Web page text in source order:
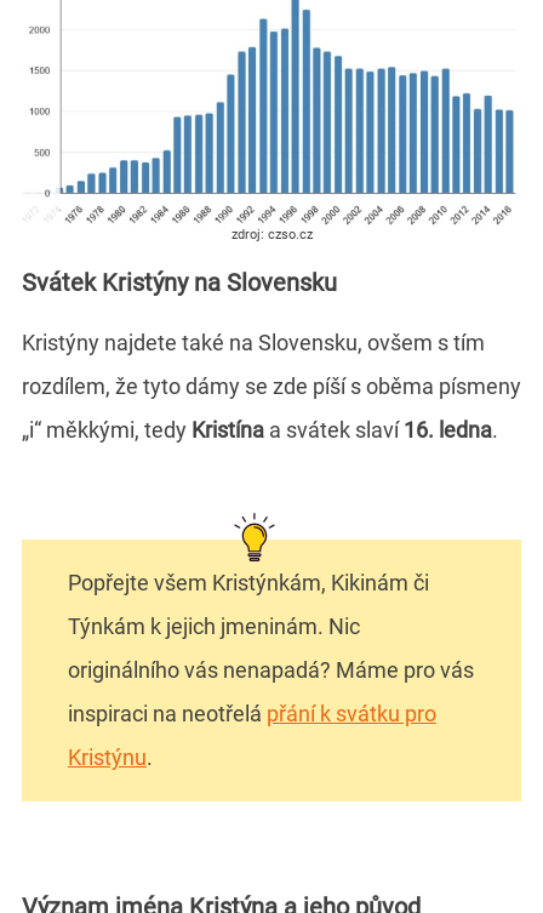
zdroj: czso.cz
Svátek Kristýny na Slovensku
Kristýny najdete také na Slovensku, ovšem s tím
rozdílem, že tyto dámy se zde píší s oběma písmeny
„i“ měkkými, tedy Kristína a svátek slaví16. ledna.
Popřejte všem Kristýnkám, Kikinám či
Týnkám k jejich jmeninám. Nic
originálního vás nenapadá? Máme pro vás
inspiraci na neotřelá přání k svátku pro
Kristýnu.
Význam jména Kristýna a jeho původ